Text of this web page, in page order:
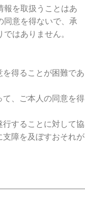
報を取扱うことはあ
同意を得ないで、承
はありません。
得ることが困難であ
、ご本人の同意を得
することに対して協
障を及ぼすおそれが